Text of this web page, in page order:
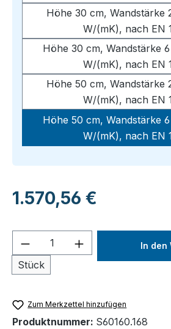
Höhe 30 cm, Wandstärke
W/(mK), nach EN
Höhe 30 cm, Wandstärke
W/(mK), nach EN
Höhe 50 cm, Wandstärke
W/(mK), nach EN
Höhe 50 cm, Wandstärke
W/(mK), nach EN
Regulärer Preis:
1.570,56 €
Produkt Anzahl: Gib
Stück
In den
Zum Merkzettel hinzufügen
Produktnummer: S60160.168